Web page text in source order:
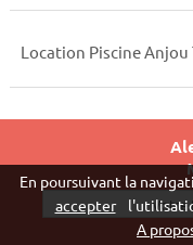
Location Piscine Anjou
Locations avec
En poursuivant la
accepter
A